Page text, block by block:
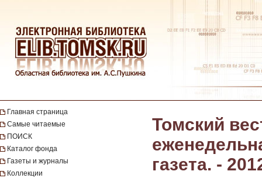
Главная страница
Самые читаемые
ПОИСК
Каталог фонда
Газеты и журналы
Коллекции
Томский
газета. -